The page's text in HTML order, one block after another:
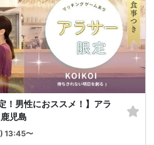
！男性におススメ！】アラ
児島
13:45〜